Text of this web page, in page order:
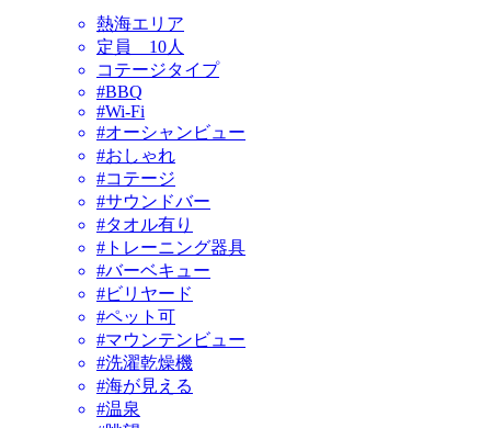
熱海エリア
定員 10人
コテージタイプ
#BBQ
#Wi-Fi
#オーシャンビュー
#おしゃれ
#コテージ
#サウンドバー
#タオル有り
#トレーニング器具
#バーベキュー
#ビリヤード
#ペット可
#マウンテンビュー
#洗濯乾燥機
#海が見える
#温泉